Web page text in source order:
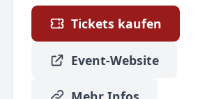
Tickets kaufen
Event-Website